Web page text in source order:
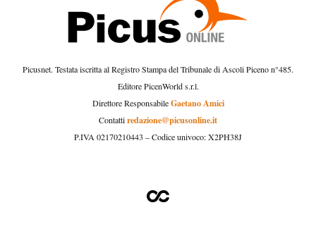
Picusnet. Testata iscritta al Registro Stampa del Tribunale di Ascoli Piceno n°485.
Editore PicenWorld s.r.l.
Direttore ResponsabileGaetano Amici
Contattiredazione@picusonline.it
P.IVA 02170210443 – Codice univoco: X2PH38J